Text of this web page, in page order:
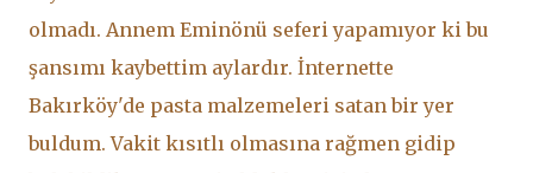
olmadı. Annem Eminönü seferi yapamıyor ki bu
şansımı kaybettim aylardır. İnternette
Bakırköy'de pasta malzemeleri satan bir yer
buldum. Vakit kısıtlı olmasına rağmen gidip